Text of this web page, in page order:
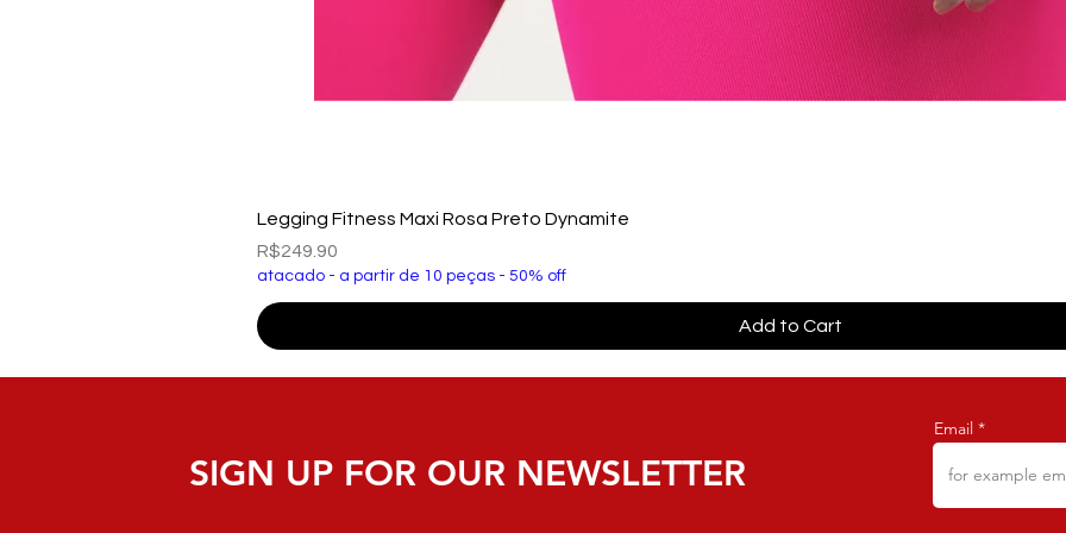
Legging Fitness Maxi Rosa Preto Dynamite
Price
R$249.90
atacado - a partir de 10 peças - 50% off
Add to Cart
SIGN UP FOR OUR NEWSLETTER
Email